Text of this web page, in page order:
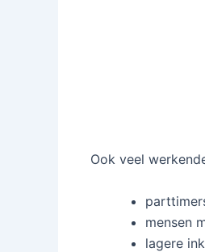
Ook veel
mensen
lagere